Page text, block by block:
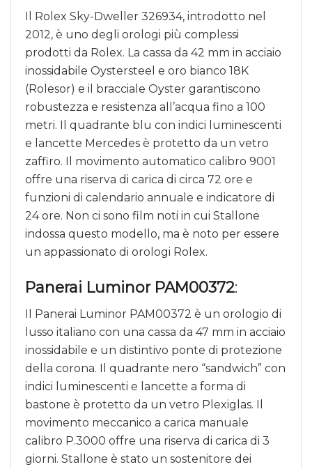
Il Rolex Sky-Dweller 326934, introdotto nel
2012, è uno degli orologi più complessi
prodotti da Rolex. La cassa da 42 mm in acciaio
inossidabile Oystersteel e oro bianco 18K
(Rolesor) e il bracciale Oyster garantiscono
robustezza e resistenza all’acqua fino a 100
metri. Il quadrante blu con indici luminescenti
e lancette Mercedes è protetto da un vetro
zaffiro. Il movimento automatico calibro 9001
offre una riserva di carica di circa 72 ore e
funzioni di calendario annuale e indicatore di
24 ore. Non ci sono film noti in cui Stallone
indossa questo modello, ma è noto per essere
un appassionato di orologi Rolex.
Panerai Luminor PAM00372:
Il Panerai Luminor PAM00372 è un orologio di
lusso italiano con una cassa da 47 mm in acciaio
inossidabile e un distintivo ponte di protezione
della corona. Il quadrante nero “sandwich” con
indici luminescenti e lancette a forma di
bastone è protetto da un vetro Plexiglas. Il
movimento meccanico a carica manuale
calibro P.3000 offre una riserva di carica di 3
giorni. Stallone è stato un sostenitore dei